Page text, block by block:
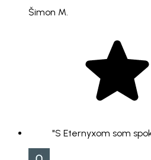
Šimon M.
"S Eternyxom som